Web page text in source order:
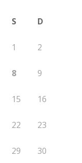
S D
1 2
8 9
15 16
22 23
29 30